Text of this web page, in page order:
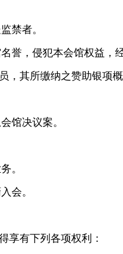
禁者。
誉，侵犯本会馆权益，
，其所缴纳之赞助银项
馆决议案。
。
会。
享有下列各项权利：